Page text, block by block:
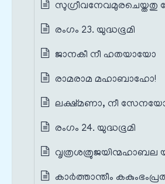
സുഗ്രീവനേവമുരചെയ്തതു
രംഗം 23. യുദ്ധഭൂമി
ജാനകീ നീ ഹതയായോ
രാമരാമ മഹാബാഹോ!
ലക്ഷ്മണാ, നീ
രംഗം 24. യുദ്ധഭൂമി
വൃത്രശത്രുജയിന്മഹാബല
കാർത്താന്തീം